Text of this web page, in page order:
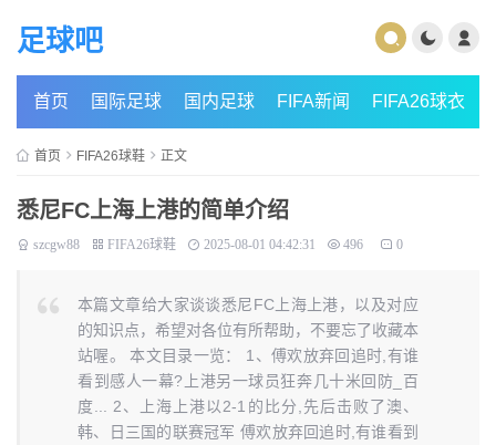
足球吧
首页 国际足球 国内足球 FIFA新闻 FIFA26球衣
首页 FIFA26球鞋 正文
悉尼FC上海上港的简单介绍
szcgw88 FIFA26球鞋 2025-08-01 04:42:31 496 0
本篇文章给大家谈谈悉尼FC上海上港，以及对应
的知识点，希望对各位有所帮助，不要忘了收藏本
站喔。 本文目录一览： 1、傅欢放弃回追时,有谁
看到感人一幕?上港另一球员狂奔几十米回防_百
度... 2、上海上港以2-1的比分,先后击败了澳、
韩、日三国的联赛冠军 傅欢放弃回追时,有谁看到